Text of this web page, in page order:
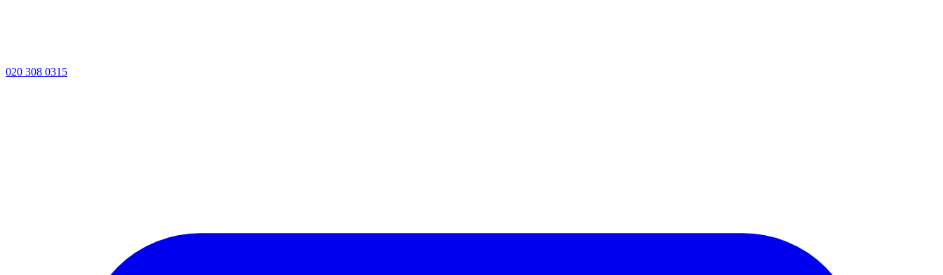
020 308 0315